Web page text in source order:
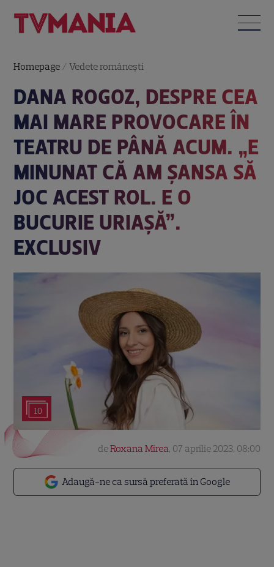
Homepage /Vedete româneşti
DANA ROGOZ, DESPRE CEA
MAI MARE PROVOCARE ÎN
TEATRU DE PÂNĂ ACUM. „E
MINUNAT CĂ AM ȘANSA SĂ
JOC ACEST ROL. E O
BUCURIE URIAȘĂ”.
EXCLUSIV
10
Adaugă-ne ca sursă preferată în Google
deRoxana Mirea, 07 aprilie 2023, 08:00